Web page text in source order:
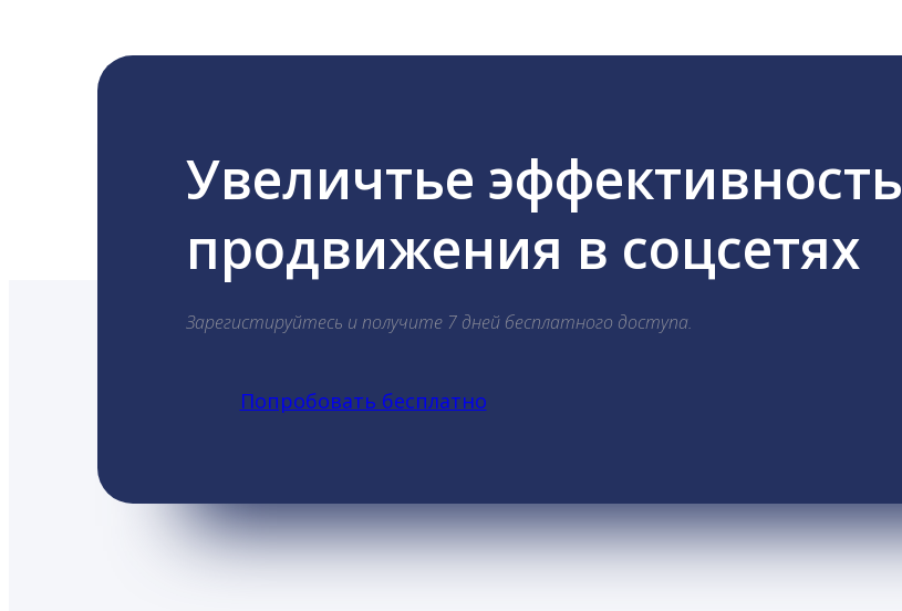
Увеличтье эффективность
продвижения в соцсетях
Зарегистируйтесь и получите 7 дней бесплатного доступа.
Попробовать бесплатно